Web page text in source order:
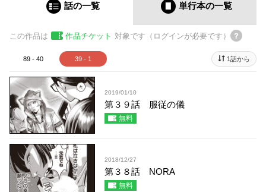
話の一覧 単行本の一覧
この作品は 作品チケット 対象です（ログインが必要です）
89 - 40 39 - 1 1話から
2019/01/10
第３９話 服従の儀
無料
2018/12/27
第３８話 NORA
無料